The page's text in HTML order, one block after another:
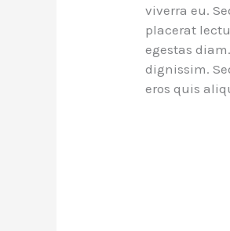
viverra eu.
placerat
egestas
dignissim.
eros quis